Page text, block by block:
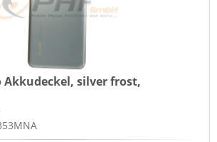
Akkudeckel, silver frost,